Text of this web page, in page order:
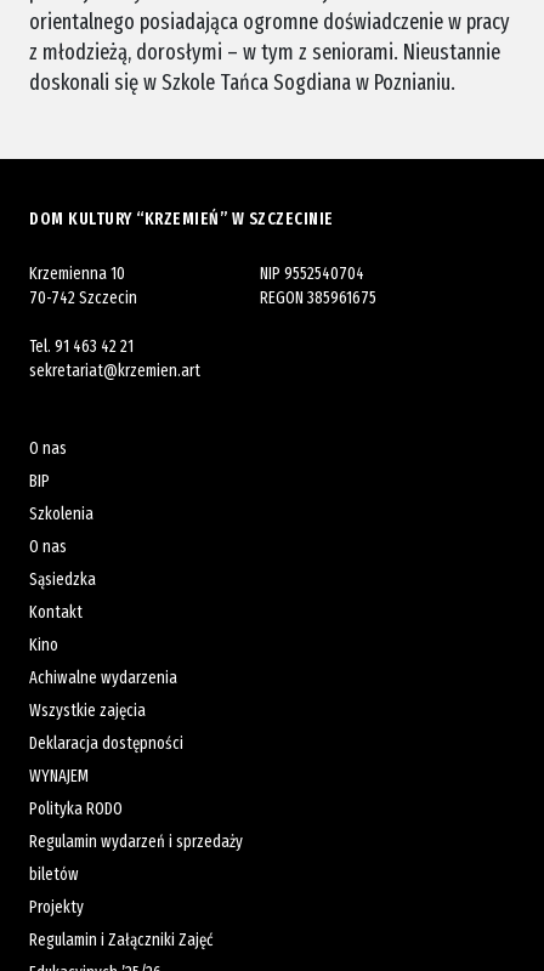
orientalnego posiadająca ogromne doświadczenie w pracy
z młodzieżą, dorosłymi – w tym z seniorami. Nieustannie
doskonali się w Szkole Tańca Sogdiana w Poznianiu.
DOM KULTURY “KRZEMIEŃ” W SZCZECINIE
Krzemienna 10
70-742 Szczecin
Tel. 91 463 42 21
sekretariat@krzemien.art
NIP 9552540704
REGON 385961675
O nas
BIP
Szkolenia
O nas
Sąsiedzka
Kontakt
Kino
Achiwalne wydarzenia
Wszystkie zajęcia
Deklaracja dostępności
WYNAJEM
Polityka RODO
Regulamin wydarzeń i sprzedaży
biletów
Projekty
Regulamin i Załączniki Zajęć